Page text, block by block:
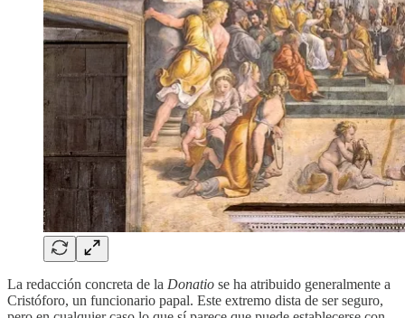
La redacción concreta de la Donatio se ha atribuido generalmente a
Cristóforo, un funcionario papal. Este extremo dista de ser seguro,